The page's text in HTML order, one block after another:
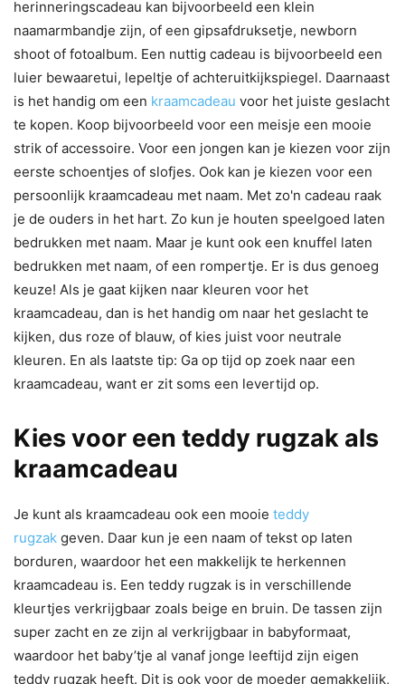
herinneringscadeau kan bijvoorbeeld een klein
naamarmbandje zijn, of een gipsafdruksetje, newborn
shoot of fotoalbum. Een nuttig cadeau is bijvoorbeeld een
luier bewaaretui, lepeltje of achteruitkijkspiegel. Daarnaast
is het handig om een kraamcadeau voor het juiste geslacht
te kopen. Koop bijvoorbeeld voor een meisje een mooie
strik of accessoire. Voor een jongen kan je kiezen voor zijn
eerste schoentjes of slofjes. Ook kan je kiezen voor een
persoonlijk kraamcadeau met naam. Met zo'n cadeau raak
je de ouders in het hart. Zo kun je houten speelgoed laten
bedrukken met naam. Maar je kunt ook een knuffel laten
bedrukken met naam, of een rompertje. Er is dus genoeg
keuze! Als je gaat kijken naar kleuren voor het
kraamcadeau, dan is het handig om naar het geslacht te
kijken, dus roze of blauw, of kies juist voor neutrale
kleuren. En als laatste tip: Ga op tijd op zoek naar een
kraamcadeau, want er zit soms een levertijd op.
Kies voor een teddy rugzak als
kraamcadeau
Je kunt als kraamcadeau ook een mooie teddy
rugzak geven. Daar kun je een naam of tekst op laten
borduren, waardoor het een makkelijk te herkennen
kraamcadeau is. Een teddy rugzak is in verschillende
kleurtjes verkrijgbaar zoals beige en bruin. De tassen zijn
super zacht en ze zijn al verkrijgbaar in babyformaat,
waardoor het baby’tje al vanaf jonge leeftijd zijn eigen
teddy rugzak heeft. Dit is ook voor de moeder gemakkelijk,